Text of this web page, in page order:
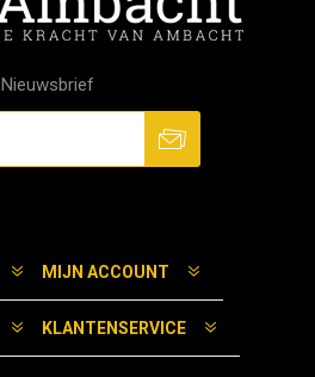
Nieuwsbrief
MIJN ACCOUNT
KLANTENSERVICE